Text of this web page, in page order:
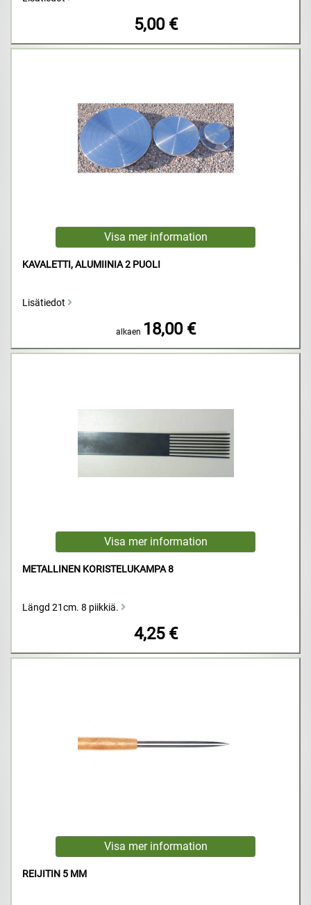
5,00 €
KAVALETTI, ALUMIINIA 2 PUOLI
Lisätiedot
alkaen 18,00 €
METALLINEN KORISTELUKAMPA 8
Längd 21cm. 8 piikkiä.
4,25 €
REIJITIN 5 MM